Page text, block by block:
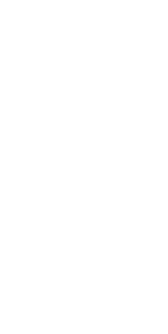
vašeg iskustva.
pohranjuju se na vaš
funkcionalnosti web stranice
u analizira